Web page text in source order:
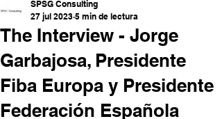
The Interview - Jorge
Garbajosa, Presidente
Fiba Europa y Presidente
Federación Española
SPSG Consulting
27 jul 2023 5 min de lectura